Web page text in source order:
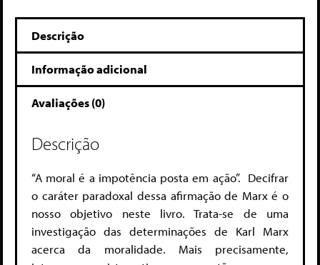
Descrição
Informação adicional
Avaliações (0)
Descrição
“A moral é a impotência posta em ação”. Decifrar
o caráter paradoxal dessa afirmação de Marx é o
nosso objetivo neste livro. Trata-se de uma
investigação das determinações de Karl Marx
acerca da moralidade. Mais precisamente,